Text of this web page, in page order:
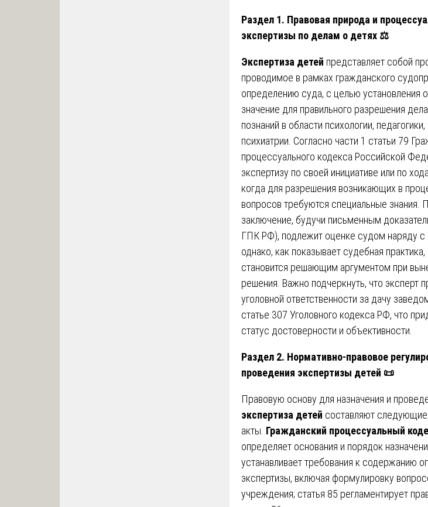
Раздел 1. Правовая природа и
экспертизы по делам о детях ⚖️
Экспертиза детей представляет собой
проводимое в рамках гражданского
определению суда, с целью установления
значение для правильного разрешения
познаний в области психологии,
психиатрии. Согласно части 1 статьи 79
процессуального кодекса Российской
экспертизу по своей инициативе или по
когда для разрешения возникающих в
вопросов требуются специальные знания.
заключение, будучи письменным
ГПК РФ), подлежит оценке судом наряду с
однако, как показывает судебная
становится решающим аргументом при
решения. Важно подчеркнуть, что эксперт
уголовной ответственности за дачу
статье 307 Уголовного кодекса РФ, что
статус достоверности и объективности.
Раздел 2. Нормативно-правовое
проведения экспертизы детей 📜
Правовую основу для назначения и
экспертиза детей составляют
акты. Гражданский процессуальный
определяет основания и порядок
устанавливает требования к содержанию
экспертизы, включая формулировку
учреждения; статья 85 регламентирует